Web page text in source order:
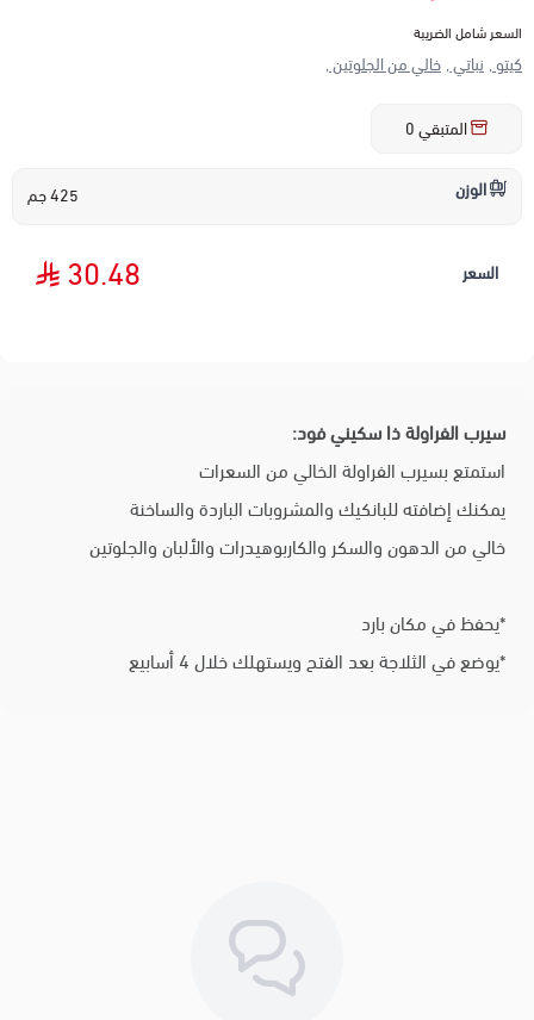
السعر شامل الضريبة
كيتو , نباتي , خالي من الجلوتين ,
المتبقي0
الوزن 425 جم
السعر 30.48
سيرب الفراولة ذا سكيني فود:
استمتع بسيرب الفراولة الخالي من السعرات
يمكنك إضافته للبانكيك والمشروبات الباردة والساخنة
خالي من الدهون والسكر والكاربوهيدرات والألبان والجلوتين
*يحفظ في مكان بارد
*يوضع في الثلاجة بعد الفتح ويستهلك خلال 4 أسابيع